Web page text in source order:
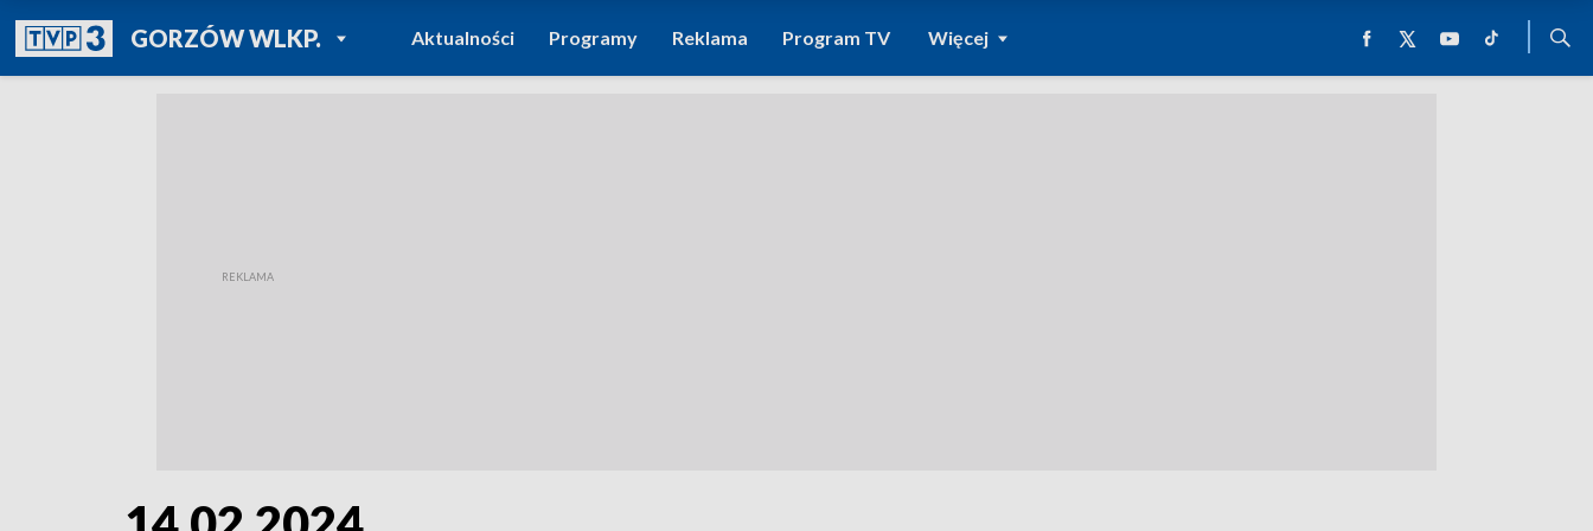
GORZÓW WLKP.POWRÓT DO
TVP REGIONY
Aktualności Programy Reklama Program TV Więcej